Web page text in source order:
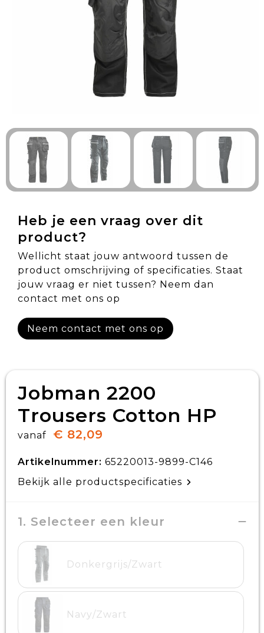
Technologie & Gadgets
Outdoor & Vrije tijd
Pennen & Schrijfwaren
Tassen & Reizen
Gezondheid & Welzijn
Eten & Drinken
Heb je een vraag over dit
product?
Wellicht staat jouw antwoord tussen de
product omschrijving of specificaties. Staat
jouw vraag er niet tussen? Neem dan
contact met ons op
Neem contact met ons op
Jobman 2200
Trousers Cotton HP
vanaf € 82,09
Artikelnummer: 65220013-9899-C146
Bekijk alle productspecificaties
1. Selecteer een kleur
Donkergrijs/Zwart
Navy/Zwart